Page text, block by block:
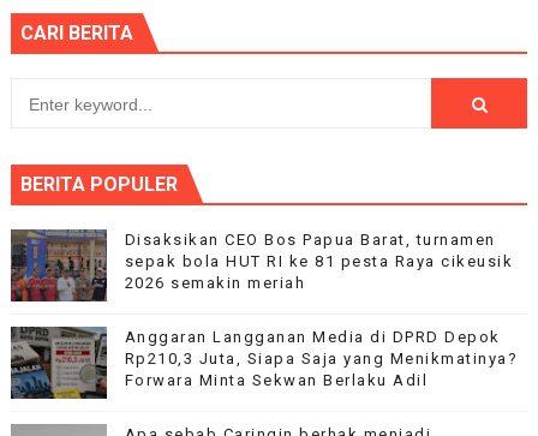
CARI BERITA
BERITA POPULER
Disaksikan CEO Bos Papua Barat, turnamen
sepak bola HUT RI ke 81 pesta Raya cikeusik
2026 semakin meriah
Anggaran Langganan Media di DPRD Depok
Rp210,3 Juta, Siapa Saja yang Menikmatinya?
Forwara Minta Sekwan Berlaku Adil